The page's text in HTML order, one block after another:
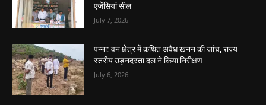
एजेंसियां सील
July 7, 2026
पन्ना: वन क्षेत्र में कथित अवैध खनन की जांच, राज्य
स्तरीय उड़नदस्ता दल ने किया निरीक्षण
July 6, 2026